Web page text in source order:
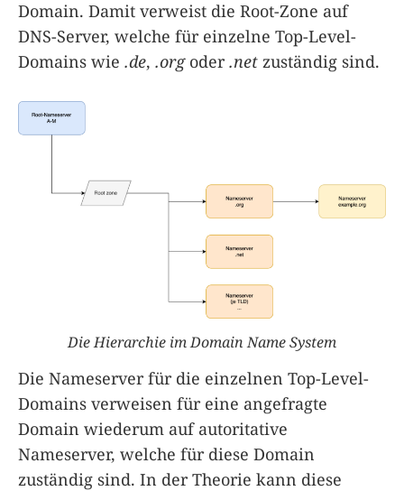
Domain. Damit verweist die Root-Zone auf
DNS-Server, welche für einzelne Top-Level-
Domains wie .de, .orgoder.net zuständig sind.
Die Hierarchie im Domain Name System
Die Nameserver für die einzelnen Top-Level-
Domains verweisen für eine angefragte
Domain wiederum auf autoritative
Nameserver, welche für diese Domain
zuständig sind. In der Theorie kann diese